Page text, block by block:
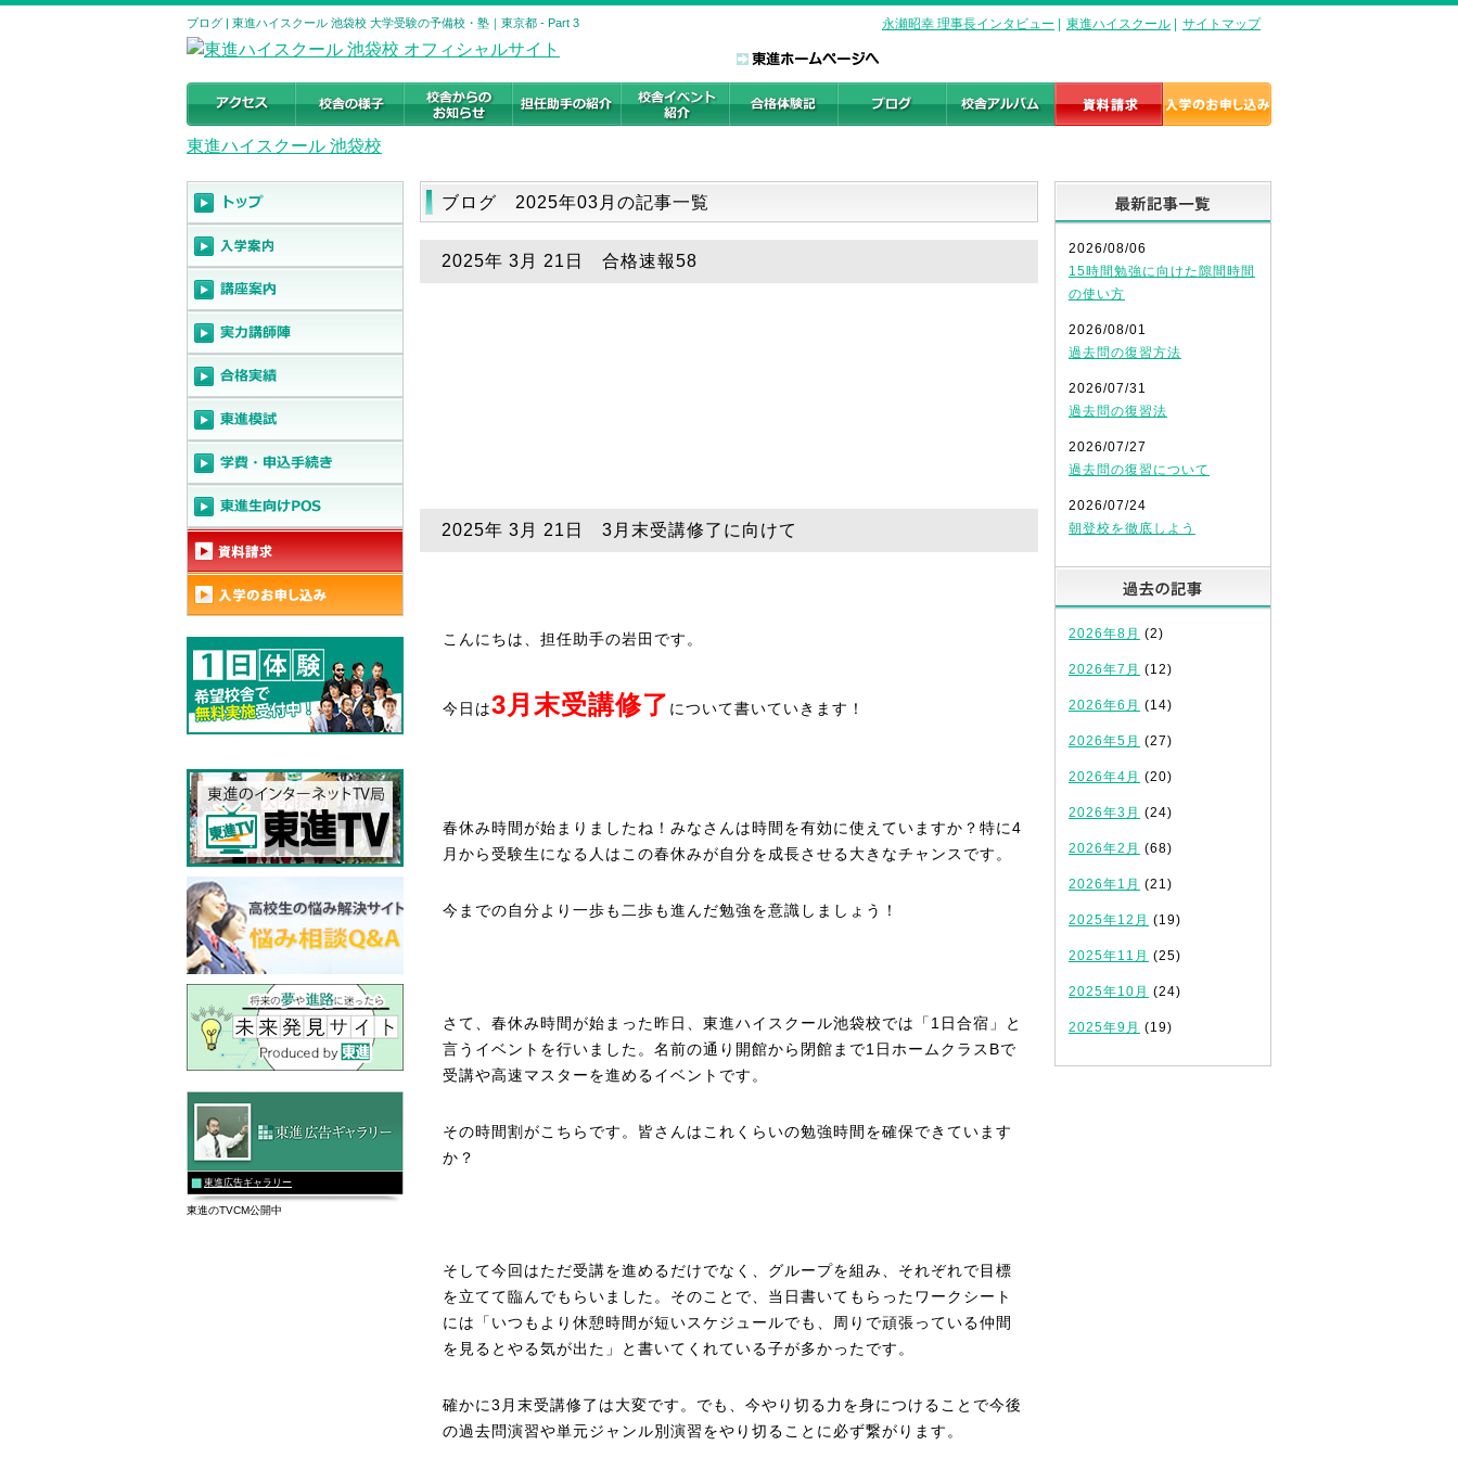
ブログ | 東進ハイスクール 池袋校 大学受験の予備校・塾｜東京都 - Part 3 永瀬昭幸 理事長インタビュー 東進ハイスクール サイトマップ
東進ハイスクール 池袋校
ブログ 2025年03月の記事一覧
2025年 3月 21日 合格速報58
2025年 3月 21日 3月末受講修了に向けて
こんにちは、担任助手の岩田です。
今日は3月末受講修了 について書いていきます！
春休み時間が始まりましたね！みなさんは時間を有効に使えていますか？特に4
月から受験生になる人はこの春休みが自分を成長させる大きなチャンスです。
今までの自分より一歩も二歩も進んだ勉強を意識しましょう！
さて、春休み時間が始まった昨日、東進ハイスクール池袋校では「1日合宿」と
言うイベントを行いました。名前の通り開館から閉館まで1日ホームクラスBで
受講や高速マスターを進めるイベントです。
その時間割がこちらです。皆さんはこれくらいの勉強時間を確保できています
か？
そして今回はただ受講を進めるだけでなく、グループを組み、それぞれで目標
を立てて臨んでもらいました。そのことで、当日書いてもらったワークシート
には「いつもより休憩時間が短いスケジュールでも、周りで頑張っている仲間
を見るとやる気が出た」と書いてくれている子が多かったです。
確かに3月末受講修了は大変です。でも、今やり切る力を身につけることで今後
の過去問演習や単元ジャンル別演習をやり切ることに必ず繋がります。
2026/08/06
15時間勉強に向けた隙間時間
の使い方
2026/08/01
過去問の復習方法
2026/07/31
過去問の復習法
2026/07/27
過去問の復習について
2026/07/24
朝登校を徹底しよう
2026年8月 (2)
2026年7月 (12)
2026年6月 (14)
2026年5月 (27)
2026年4月 (20)
2026年3月 (24)
2026年2月 (68)
2026年1月 (21)
2025年12月 (19)
2025年11月 (25)
2025年10月 (24)
2025年9月 (19)
東進広告ギャラリー
東進のTVCM公開中